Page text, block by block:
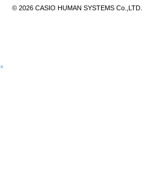
© 2026 CASIO HUMAN SYSTEMS Co.,LTD.
×